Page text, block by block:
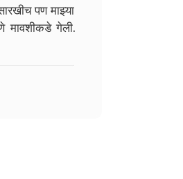
पण माझ्या
मावशीकडे गेली.